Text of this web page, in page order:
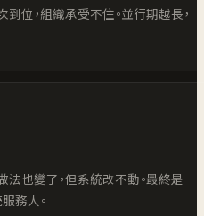
到位，組織承受不住。並行期越長，
法也變了，但系統改不動。最終是
務人。